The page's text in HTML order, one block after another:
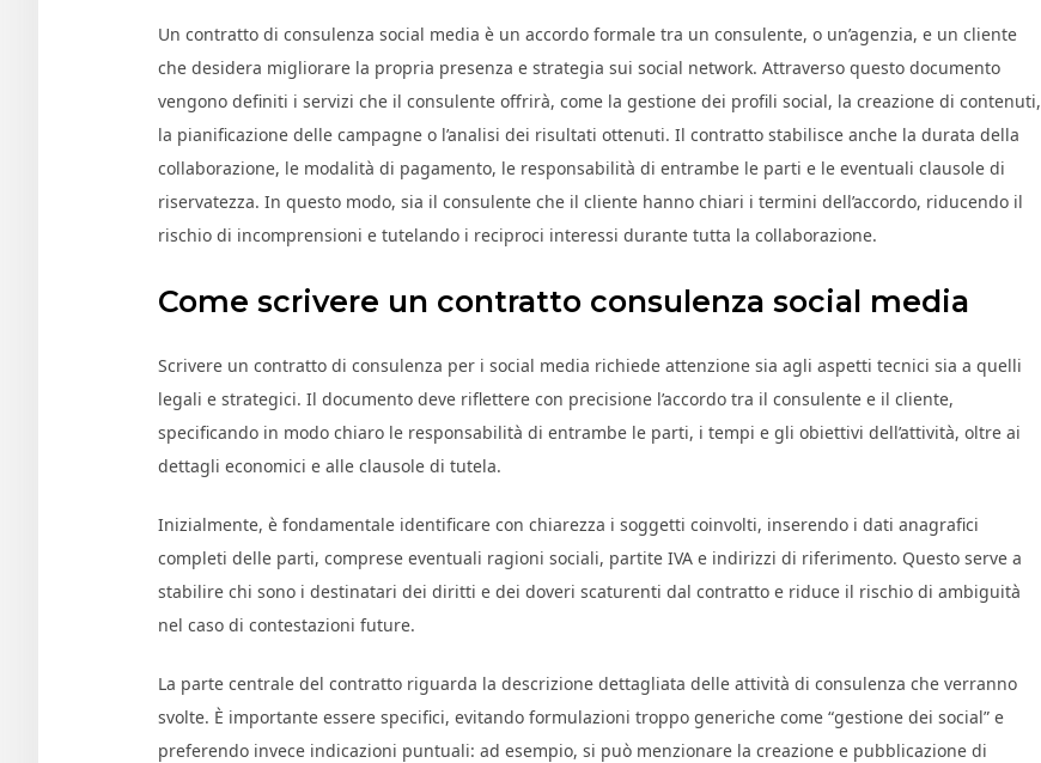
Un contratto di consulenza social media è un accordo formale tra un consulente, o un’agenzia, e un cliente
che desidera migliorare la propria presenza e strategia sui social network. Attraverso questo documento
vengono definiti i servizi che il consulente offrirà, come la gestione dei profili social, la creazione di contenuti,
la pianificazione delle campagne o l’analisi dei risultati ottenuti. Il contratto stabilisce anche la durata della
collaborazione, le modalità di pagamento, le responsabilità di entrambe le parti e le eventuali clausole di
riservatezza. In questo modo, sia il consulente che il cliente hanno chiari i termini dell’accordo, riducendo il
rischio di incomprensioni e tutelando i reciproci interessi durante tutta la collaborazione.
Come scrivere un contratto consulenza social media
Scrivere un contratto di consulenza per i social media richiede attenzione sia agli aspetti tecnici sia a quelli
legali e strategici. Il documento deve riflettere con precisione l’accordo tra il consulente e il cliente,
specificando in modo chiaro le responsabilità di entrambe le parti, i tempi e gli obiettivi dell’attività, oltre ai
dettagli economici e alle clausole di tutela.
Inizialmente, è fondamentale identificare con chiarezza i soggetti coinvolti, inserendo i dati anagrafici
completi delle parti, comprese eventuali ragioni sociali, partite IVA e indirizzi di riferimento. Questo serve a
stabilire chi sono i destinatari dei diritti e dei doveri scaturenti dal contratto e riduce il rischio di ambiguità
nel caso di contestazioni future.
La parte centrale del contratto riguarda la descrizione dettagliata delle attività di consulenza che verranno
svolte. È importante essere specifici, evitando formulazioni troppo generiche come “gestione dei social” e
preferendo invece indicazioni puntuali: ad esempio, si può menzionare la creazione e pubblicazione di